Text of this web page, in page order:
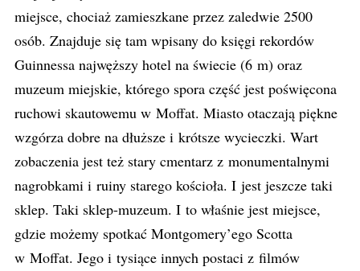
miejsce, chociaż zamieszkane przez zaledwie 2500
osób. Znajduje się tam wpisany do księgi rekordów
Guinnessa najwęższy hotel na świecie (6 m) oraz
muzeum miejskie, którego spora część jest poświęcona
ruchowi skautowemu w Moffat. Miasto otaczają piękne
wzgórza dobre na dłuższe i krótsze wycieczki. Wart
zobaczenia jest też stary cmentarz z monumentalnymi
nagrobkami i ruiny starego kościoła. I jest jeszcze taki
sklep. Taki sklep-muzeum. I to właśnie jest miejsce,
gdzie możemy spotkać Montgomery’ego Scotta
w Moffat. Jego i tysiące innych postaci z filmów